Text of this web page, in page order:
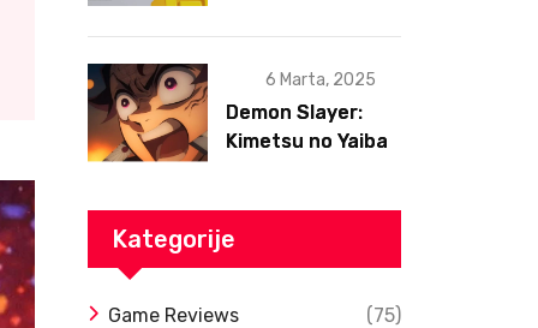
6 Marta, 2025
Demon Slayer:
Kimetsu no Yaiba
Kategorije
Game Reviews (75)